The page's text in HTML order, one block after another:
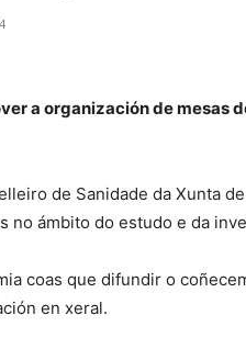
a organización de mesas
de Sanidade da Xunta
ámbito do estudo e da
coas que difundir o
en xeral.